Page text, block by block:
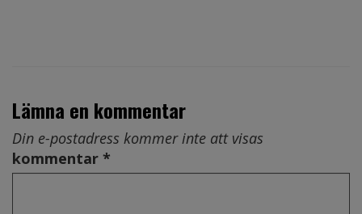
Lämna en kommentar
Din e-postadress kommer inte att visas
kommentar *